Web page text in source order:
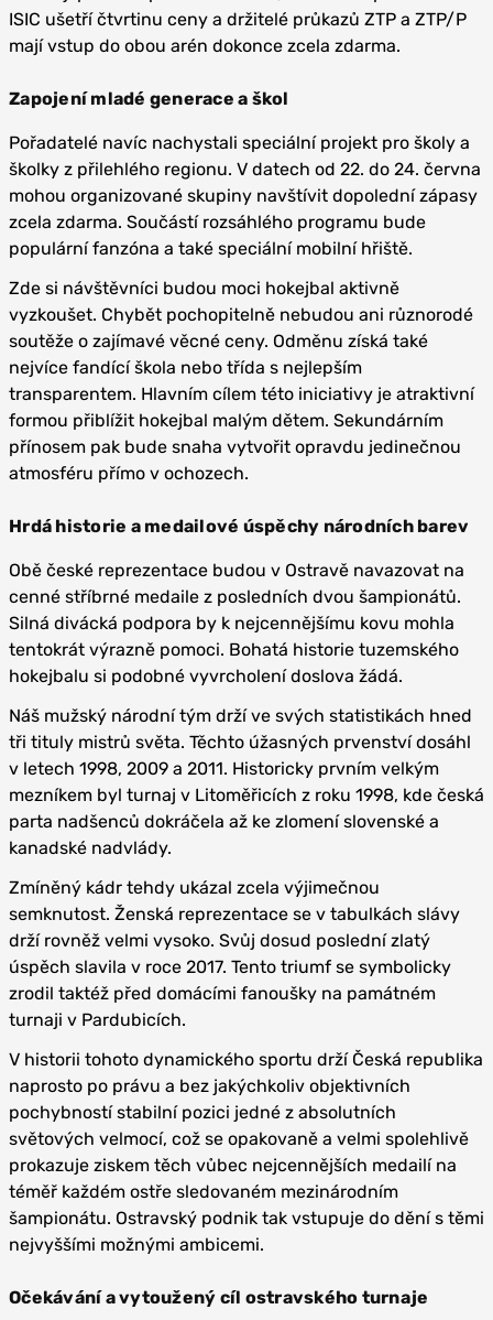
ISIC ušetří čtvrtinu ceny a držitelé průkazů ZTP a ZTP/P
mají vstup do obou arén dokonce zcela zdarma.
Zapojení mladé generace a škol
Pořadatelé navíc nachystali speciální projekt pro školy a
školky z přilehlého regionu. V datech od 22. do 24. června
mohou organizované skupiny navštívit dopolední zápasy
zcela zdarma. Součástí rozsáhlého programu bude
populární fanzóna a také speciální mobilní hřiště.
Zde si návštěvníci budou moci hokejbal aktivně
vyzkoušet. Chybět pochopitelně nebudou ani různorodé
soutěže o zajímavé věcné ceny. Odměnu získá také
nejvíce fandící škola nebo třída s nejlepším
transparentem. Hlavním cílem této iniciativy je atraktivní
formou přiblížit hokejbal malým dětem. Sekundárním
přínosem pak bude snaha vytvořit opravdu jedinečnou
atmosféru přímo v ochozech.
Hrdá historie a medailové úspěchy národních barev
Obě české reprezentace budou v Ostravě navazovat na
cenné stříbrné medaile z posledních dvou šampionátů.
Silná divácká podpora by k nejcennějšímu kovu mohla
tentokrát výrazně pomoci. Bohatá historie tuzemského
hokejbalu si podobné vyvrcholení doslova žádá.
Náš mužský národní tým drží ve svých statistikách hned
tři tituly mistrů světa. Těchto úžasných prvenství dosáhl
v letech 1998, 2009 a 2011. Historicky prvním velkým
mezníkem byl turnaj v Litoměřicích z roku 1998, kde česká
parta nadšenců dokráčela až ke zlomení slovenské a
kanadské nadvlády.
Zmíněný kádr tehdy ukázal zcela výjimečnou
semknutost. Ženská reprezentace se v tabulkách slávy
drží rovněž velmi vysoko. Svůj dosud poslední zlatý
úspěch slavila v roce 2017. Tento triumf se symbolicky
zrodil taktéž před domácími fanoušky na památném
turnaji v Pardubicích.
V historii tohoto dynamického sportu drží Česká republika
naprosto po právu a bez jakýchkoliv objektivních
pochybností stabilní pozici jedné z absolutních
světových velmocí, což se opakovaně a velmi spolehlivě
prokazuje ziskem těch vůbec nejcennějších medailí na
téměř každém ostře sledovaném mezinárodním
šampionátu. Ostravský podnik tak vstupuje do dění s těmi
nejvyššími možnými ambicemi.
Očekávání a vytoužený cíl ostravského turnaje